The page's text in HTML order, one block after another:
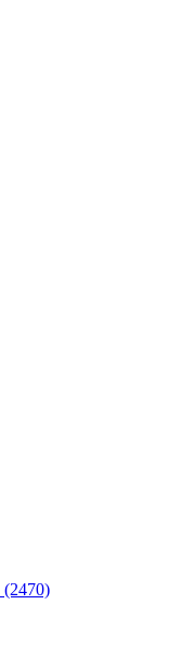
(2470)